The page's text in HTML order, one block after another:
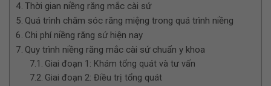
Thời gian niềng răng mắc cài sứ
Quá trình chăm sóc răng miệng trong quá trình niềng
Chi phí niềng răng sứ hiện nay
Quy trình niềng răng mắc cài sứ chuẩn y khoa
Giai đoạn 1: Khám tổng quát và tư vấn
Giai đoạn 2: Điều trị tổng quát